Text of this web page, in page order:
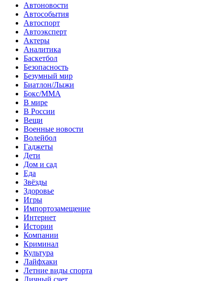
Автоновости
Автособытия
Автоспорт
Автоэксперт
Актеры
Аналитика
Баскетбол
Безопасность
Безумный мир
Биатлон/Лыжи
Бокс/MMA
В мире
В России
Вещи
Военные новости
Волейбол
Гаджеты
Дети
Дом и сад
Еда
Звёзды
Здоровье
Игры
Импортозамещение
Интернет
Истории
Компании
Криминал
Культура
Лайфхаки
Летние виды спорта
Личный счет